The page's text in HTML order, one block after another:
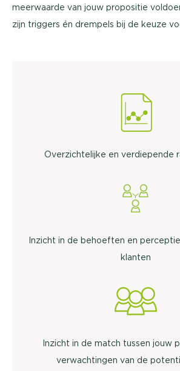
meerwaarde van jouw propositie
zijn triggers én drempels bij de keuze
Overzichtelijke en verdiepende
Inzicht in de behoeften en
klanten
Inzicht in de match tussen jouw
verwachtingen van de